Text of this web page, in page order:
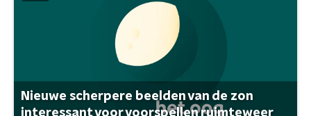
Nieuwe scherpere beelden van de zon
interessant voor voorspellen ruimteweer